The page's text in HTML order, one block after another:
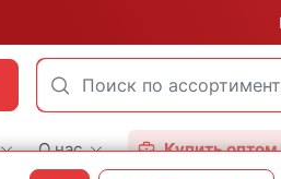
О нас Купить оптом